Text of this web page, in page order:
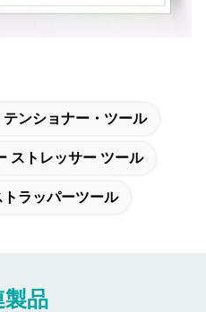
ンショナー・ツール
ストレッサー ツール
ラッパーツール
製品